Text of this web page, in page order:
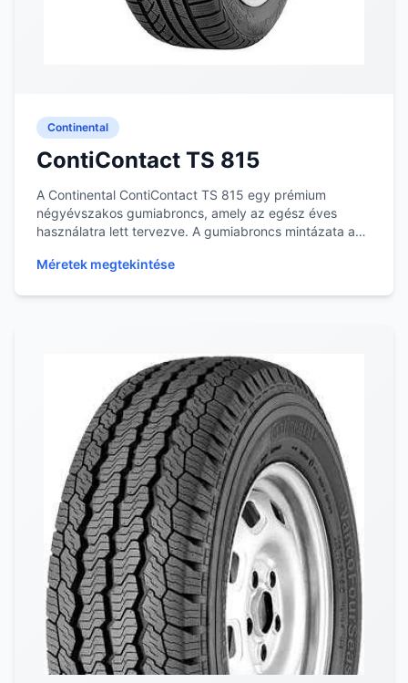
Continental
ContiContact TS 815
A Continental ContiContact TS 815 egy prémium
négyévszakos gumiabroncs, amely az egész éves
használatra lett tervezve. A gumiabroncs mintázata a
Méretek megtekintése